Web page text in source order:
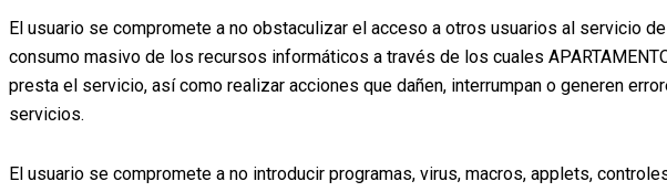
El usuario se compromete a no obstaculizar el acceso a otros usuarios al servicio
consumo masivo de los recursos informáticos a través de los cuales
presta el servicio, así como realizar acciones que dañen, interrumpan o generen
servicios.
El usuario se compromete a no introducir programas, virus, macros, applets,